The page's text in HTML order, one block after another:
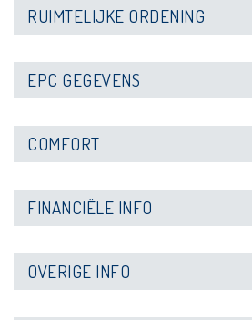
RUIMTELIJKE ORDENING
EPC GEGEVENS
COMFORT
FINANCIËLE INFO
OVERIGE INFO